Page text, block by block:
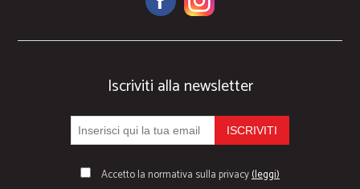
Iscriviti alla newsletter
Accetto la normativa sulla privacy(leggi)